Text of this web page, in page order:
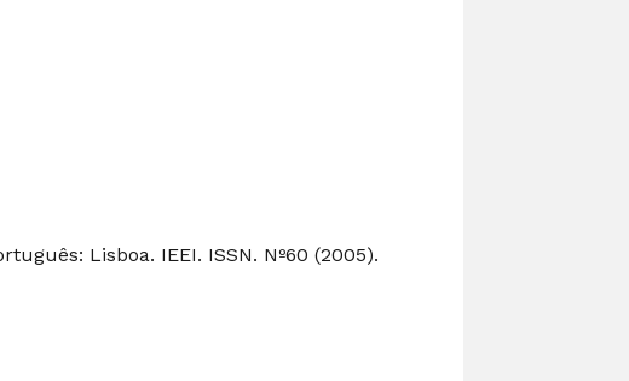
Lisboa. IEEI. ISSN. Nº60 (2005).